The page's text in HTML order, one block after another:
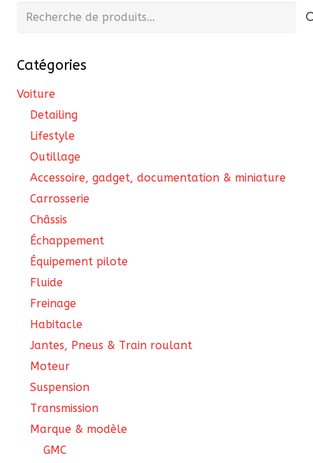
Recherche
Catégories
Voiture
Detailing
Lifestyle
Outillage
Accessoire, gadget, documentation & miniature
Carrosserie
Châssis
Échappement
Équipement pilote
Fluide
Freinage
Habitacle
Jantes, Pneus & Train roulant
Moteur
Suspension
Transmission
Marque & modèle
GMC